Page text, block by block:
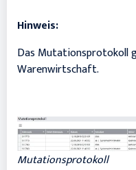
Hinweis:
Das Mutationsprotokoll
Warenwirtschaft.
Mutationsprotokoll